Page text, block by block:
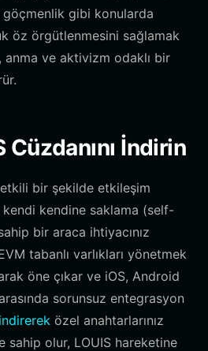
gibi konularda
öz örgütlenmesini sağlamak
anma ve aktivizm odaklı bir
Cüzdanını İndirin
bir şekilde etkileşim
kendine saklama (self-
bir araca ihtiyacınız
tabanlı varlıkları yönetmek
öne çıkar ve iOS, Android
sorunsuz entegrasyon
özel anahtarlarınız
sahip olur, LOUIS hareketine